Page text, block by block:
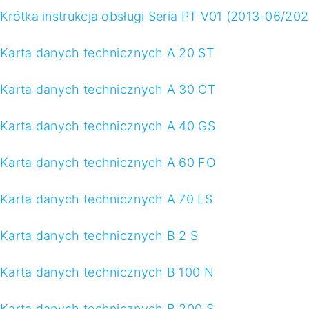
Krótka instrukcja obsługi Seria PT V01 (2013-06/
Karta danych technicznych A 20 ST
Karta danych technicznych A 30 CT
Karta danych technicznych A 40 GS
Karta danych technicznych A 60 FO
Karta danych technicznych A 70 LS
Karta danych technicznych B 2 S
Karta danych technicznych B 100 N